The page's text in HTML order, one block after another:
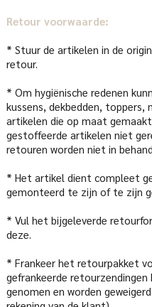
Retour voorwaarde:
* Stuur de artikelen in de
retour.
* Om hygiënische redenen
kussens, dekbedden,
artikelen die op maat
gestoffeerde artikelen niet
retouren worden niet in
* Het artikel dient compleet
gemonteerd te zijn of te zijn
* Vul het bijgeleverde
deze.
* Frankeer het retourpakket
gefrankeerde retourzendingen
genomen en worden